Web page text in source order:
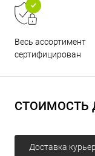
Весь ассортимент
сертифицирован
СТОИМОСТЬ
Доставка